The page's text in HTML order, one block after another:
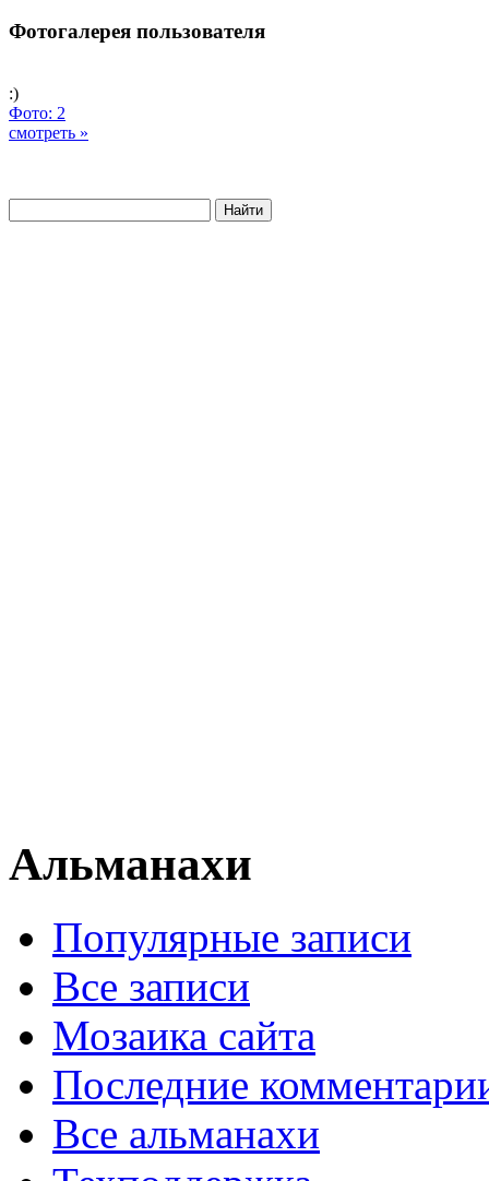
Фотогалерея пользователя
:)
Фото: 2
смотреть »
Альманахи
Популярные записи
Все записи
Мозаика сайта
Последние
Все альманахи